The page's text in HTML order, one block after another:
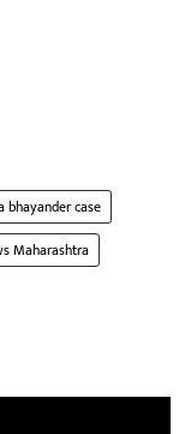
bhayander case
Maharashtra